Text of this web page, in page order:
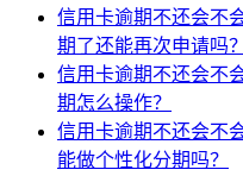
信用卡逾期不还会不
期了还能再次申请吗？
信用卡逾期不还会不
期怎么操作？
信用卡逾期不还会不
能做个性化分期吗？